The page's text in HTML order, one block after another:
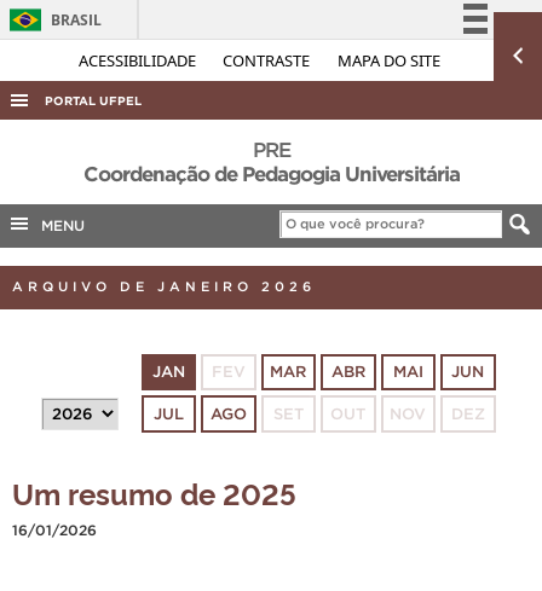
ACESSIBILIDADE CONTRASTE MAPA DO SITE
BRASIL
Simplifique!
Acesso à informação
Legislação
Canais
PORTAL UFPEL
AUDITORIA
COBALTO
CONCURSOS
PORTARIAS
PRE
Coordenação de Pedagogia Universitária
MENU
ARQUIVO DE JANEIRO 2026
JAN FEV MAR ABR MAI JUN
JUL AGO SET OUT NOV DEZ
Um resumo de 2025
16/01/2026